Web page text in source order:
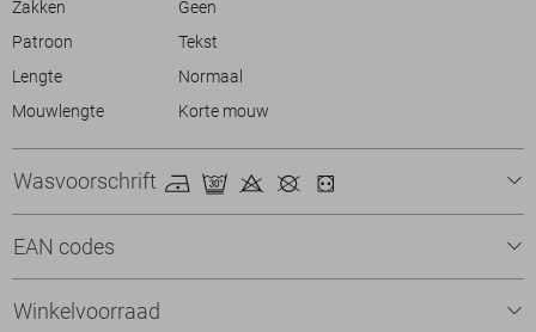
Zakken
Geen
Patroon
Tekst
Lengte
Normaal
Mouwlengte
Korte mouw
Wasvoorschrift
EAN codes
Winkelvoorraad